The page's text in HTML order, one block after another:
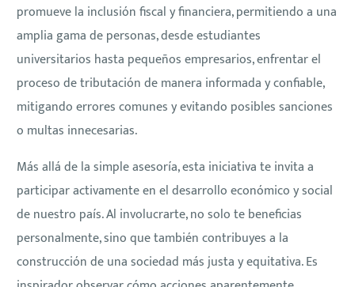
promueve la inclusión fiscal y financiera, permitiendo a una
amplia gama de personas, desde estudiantes
universitarios hasta pequeños empresarios, enfrentar el
proceso de tributación de manera informada y confiable,
mitigando errores comunes y evitando posibles sanciones
o multas innecesarias.
Más allá de la simple asesoría, esta iniciativa te invita a
participar activamente en el desarrollo económico y social
de nuestro país. Al involucrarte, no solo te beneficias
personalmente, sino que también contribuyes a la
construcción de una sociedad más justa y equitativa. Es